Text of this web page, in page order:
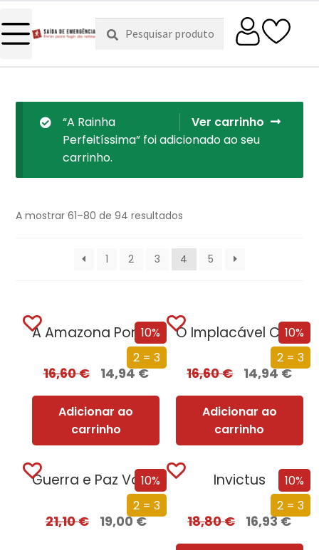
Pesquisar
por:
Pesquisa
Ver carrinho
“A Rainha
Perfeitíssima” foi adicionado ao seu
carrinho.
A mostrar 61–80 de 94 resultados
1 2 3 4 5
10%
2 = 3
A Amazona Portuguesa
16,60€ 14,94€
Adicionar ao
carrinho
10%
2 = 3
O Implacável Cerco de Almada
16,60€ 14,94€
Adicionar ao
carrinho
10%
2 = 3
Guerra e Paz Vol. II de II
21,10€ 19,00€
10%
2 = 3
Invictus
18,80€ 16,93€